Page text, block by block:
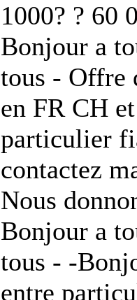
1000? ? 60
Bonjour a
tous - Offre
en FR CH
particulier
contactez
Nous
Bonjour a
tous - -
entre